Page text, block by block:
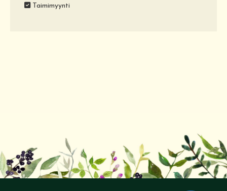
Taimimyynti